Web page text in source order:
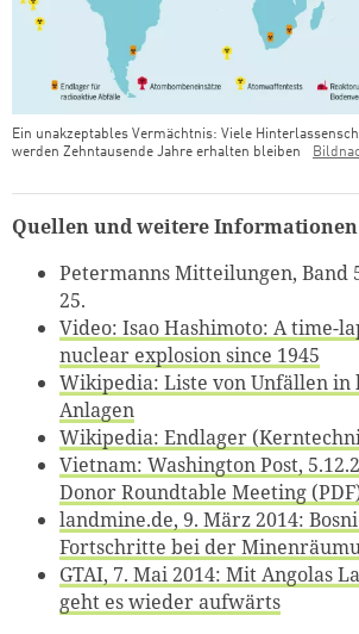
Ein unakzeptables Vermächtnis: Viele
werden Zehntausende Jahre erhalten bleiben
Quellen und weitere
Petermanns Mitteilungen, Band
25.
Video: Isao Hashimoto: A time-
nuclear explosion since 1945
Wikipedia: Liste von Unfällen in
Anlagen
Wikipedia: Endlager
Vietnam: Washington Post,
Donor Roundtable Meeting
landmine.de, 9. März 2014:
Fortschritte bei der
GTAI, 7. Mai 2014: Mit Angolas
geht es wieder aufwärts